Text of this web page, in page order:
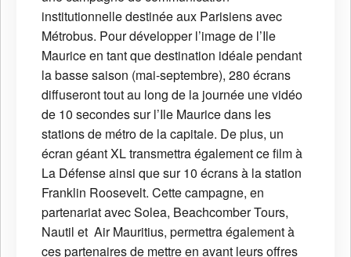
institutionnelle destinée aux Parisiens avec
Métrobus. Pour développer l’image de l’Ile
Maurice en tant que destination idéale pendant
la basse saison (mai-septembre), 280 écrans
diffuseront tout au long de la journée une vidéo
de 10 secondes sur l’Ile Maurice dans les
stations de métro de la capitale. De plus, un
écran géant XL transmettra également ce film à
La Défense ainsi que sur 10 écrans à la station
Franklin Roosevelt. Cette campagne, en
partenariat avec Solea, Beachcomber Tours,
Nautil et Air Mauritius, permettra également à
ces partenaires de mettre en avant leurs offres